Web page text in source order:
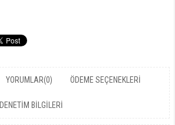
YORUMLAR(0) ÖDEME SEÇENEKLERI
DENETIM BILGILERI